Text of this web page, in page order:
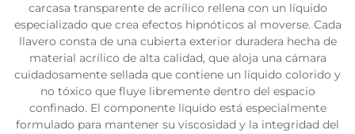
carcasa transparente de acrílico rellena con un líquido
especializado que crea efectos hipnóticos al moverse. Cada
llavero consta de una cubierta exterior duradera hecha de
material acrílico de alta calidad, que aloja una cámara
cuidadosamente sellada que contiene un líquido colorido y
no tóxico que fluye libremente dentro del espacio
confinado. El componente líquido está especialmente
formulado para mantener su viscosidad y la integridad del